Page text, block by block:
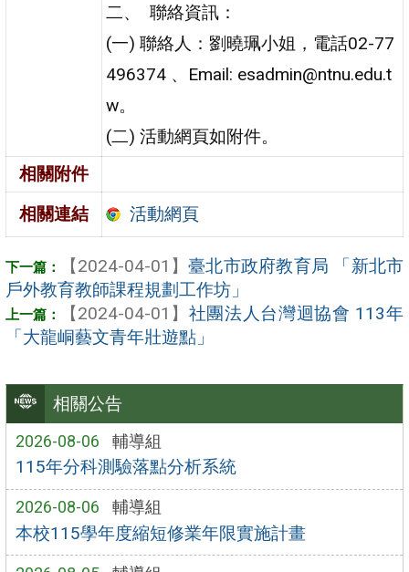
相關公告
2026-08-06 輔導組
115年分科測驗落點分析系統
2026-08-06 輔導組
本校115學年度縮短修業年限實施計畫
二、 聯絡資訊：
(一) 聯絡人：劉曉珮小姐，電話02-77
496374 、Email: esadmin@ntnu.edu.t
w。
(二) 活動網頁如附件。
相關附件
相關連結
活動網頁
【2024-04-01】 臺北市政府教育局 「新北市
戶外教育教師課程規劃工作坊」
【2024-04-01】 社團法人台灣迴協會 113年
「大龍峒藝文青年壯遊點」